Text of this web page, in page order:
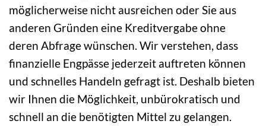
möglicherweise nicht ausreichen oder Sie aus
anderen Gründen eine Kreditvergabe ohne
deren Abfrage wünschen. Wir verstehen, dass
finanzielle Engpässe jederzeit auftreten können
und schnelles Handeln gefragt ist. Deshalb bieten
wir Ihnen die Möglichkeit, unbürokratisch und
schnell an die benötigten Mittel zu gelangen.